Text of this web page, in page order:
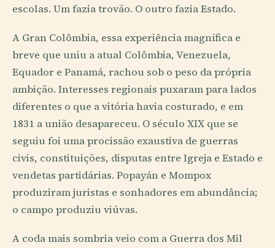
escolas. Um fazia trovão. O outro fazia Estado.
A Gran Colômbia, essa experiência magnífica e
breve que uniu a atual Colômbia, Venezuela,
Equador e Panamá, rachou sob o peso da própria
ambição. Interesses regionais puxaram para lados
diferentes o que a vitória havia costurado, e em
1831 a união desapareceu. O século XIX que se
seguiu foi uma procissão exaustiva de guerras
civis, constituições, disputas entre Igreja e Estado e
vendetas partidárias. Popayán e Mompox
produziram juristas e sonhadores em abundância;
o campo produziu viúvas.
A coda mais sombria veio com a Guerra dos Mil